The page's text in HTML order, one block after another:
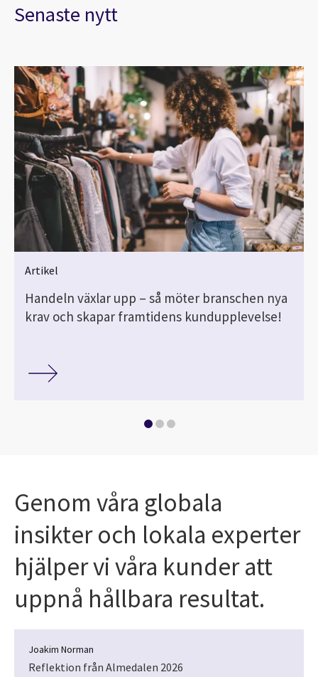
Senaste nytt
Artikel
Handeln växlar upp – så möter branschen nya
krav och skapar framtidens kundupplevelse!
Genom våra globala
insikter och lokala experter
hjälper vi våra kunder att
uppnå hållbara resultat.
Joakim Norman
Reflektion från Almedalen 2026